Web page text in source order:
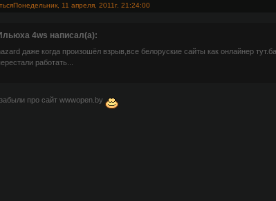
Понедельник, 11 апреля, 2011г. 21:24:00
4ws написал(а):
даже когда произошёл взрыв,все белоруские сайты как онлайнер
работать...
про сайт wwwopen.by